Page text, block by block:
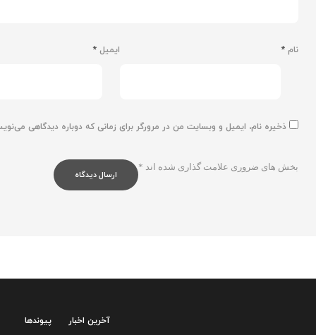
نام * ایمیل *
ذخیره نام، ایمیل و وبسایت من در مرورگر برای زمانی که دوباره دیدگاهی
بخش های ضروری علامت گذاری شده اند *
پیوندها آخرین اخبار